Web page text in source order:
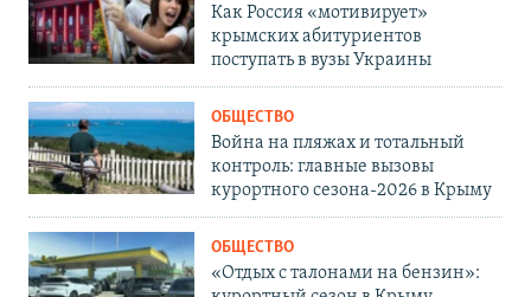
Как Россия «мотивирует»
крымских абитуриентов
поступать в вузы Украины
ОБЩЕСТВО
Война на пляжах и тотальный
контроль: главные вызовы
курортного сезона-2026 в Крыму
ОБЩЕСТВО
«Отдых с талонами на бензин»: